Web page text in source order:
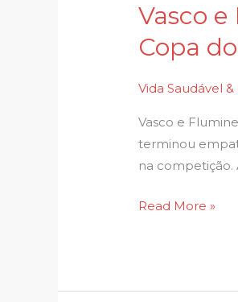
Vasco
Copa
Vida Saudável
Vasco e
terminou
na competição.
Vasco
Fluminense
no
empate
pelas
oitavas
final
Brasil
Read More »